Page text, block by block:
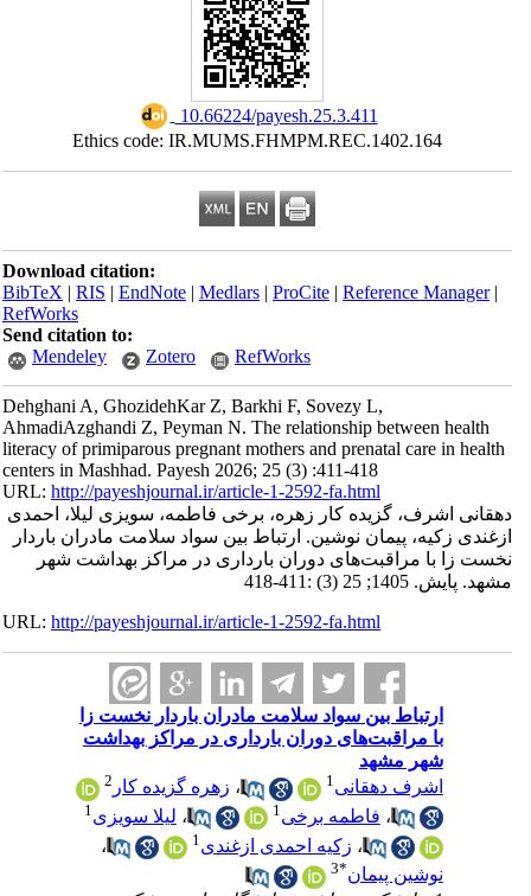
‎ 10.66224/payesh.25.3.411
Ethics code: IR.MUMS.FHMPM.REC.1402.164
Download citation:
BibTeX|RIS|EndNote|Medlars|ProCite|Reference Manager
RefWorks
Send citation to:
Mendeley
Zotero RefWorks
Dehghani A, GhozidehKar Z, Barkhi F, Sovezy L,
AhmadiAzghandi Z, Peyman N. The relationship between health
literacy of primiparous pregnant mothers and prenatal care in health
centers in Mashhad. Payesh 2026; 25 (3) :411-418
URL:http://payeshjournal.ir/article-1-2592-fa.html
دهقانی اشرف، گزیده کار زهره، برخی فاطمه، سویزی لیلا، احمدی
ازغندی زکیه، پیمان نوشین. ارتباط بین سواد سلامت مادران باردار
نخست زا با مراقبت‌های دوران بارداری در مراکز بهداشت شهر
مشهد. پایش. 1405; 25 (3) :411-418
URL:http://payeshjournal.ir/article-1-2592-fa.html
ارتباط بین سواد سلامت مادران باردار نخست زا
با مراقبت‌های دوران بارداری در مراکز بهداشت
شهر مشهد
اشرف دهقانی
،زهره گزیده کار2
،فاطمه برخی ،لیلا سویزی
،زکیه احمدی ازغندی
،
نوشین پیمان *
3